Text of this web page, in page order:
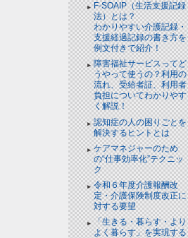
F-SOAIP（生活支援記録
法）とは？
わかりやすい介護記録・
支援経過記録の書き方を
例文付きで紹介！
障害福祉サービスってど
うやって使うの？利用の
流れ、受給者証、利用者
負担についてわかりやす
く解説！
認知症の人の困りごとを
解決するヒントとは
ケアマネジャーのため
の“仕事効率化”テクニッ
ク
令和６年度介護報酬改
定・介護保険制度改正に
対する要望
「生きる・暮らす・より
よく暮らす」を実現する